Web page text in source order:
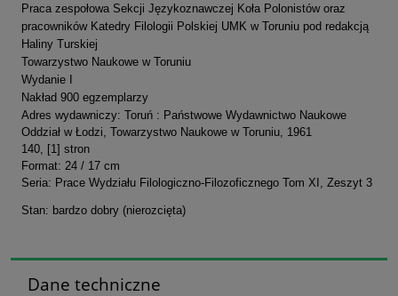
Praca zespołowa Sekcji Językoznawczej Koła Polonistów oraz
pracowników Katedry Filologii Polskiej UMK w Toruniu pod redakcją
Haliny Turskiej
Towarzystwo Naukowe w Toruniu
Wydanie I
Nakład 900 egzemplarzy
Adres wydawniczy: Toruń : Państwowe Wydawnictwo Naukowe
Oddział w Łodzi, Towarzystwo Naukowe w Toruniu , 1961
140, [1] stron
Format: 24 / 17 cm
Seria: Prace Wydziału Filologiczno-Filozoficznego Tom XI, Zeszyt 3
Stan: bardzo dobry (nierozcięta)
Dane techniczne